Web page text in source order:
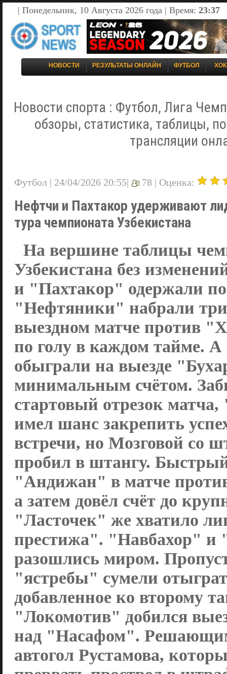
| Понедельник, 10 Августа 2026 года | Время: 23:37
НОВОСТИ РЕЗУЛЬТАТЫ ОНЛАЙН ФУТБОЛ
Новости спорта : Футбол, Лига
обзоры, статистика, таблицы,
трансляции
Футбол | 24/04/2026 20:55| 78 | Оценка:
Нефтчи и Пахтакор удерживают
тура чемпионата Узбекистана
На вершине таблицы
Узбекистана без
и "Пахтакор" одержали
"Нефтяники" набрали
выездном матче против
по голу в каждом тайме.
обыграли на выезде
минимальным счётом.
стартовый отрезок
имел шанс закрепить
встречи, но Мозговой со
пробил в штангу.
"Андижан" в матче
а затем довёл счёт до
"Ласточек" же хватило
престижа". "Навбахор" и
разошлись миром.
"ястребы" сумели
добавленное ко второму
"Локомотив" добился
над "Насафом".
автогол Рустамова,